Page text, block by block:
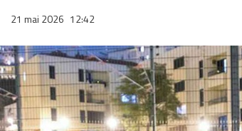
21 mai 2026 12:42